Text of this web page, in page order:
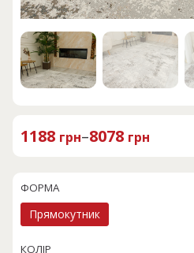
1188 грн–8078 грн
КОЛІР
ФОРМА
Прямокутник